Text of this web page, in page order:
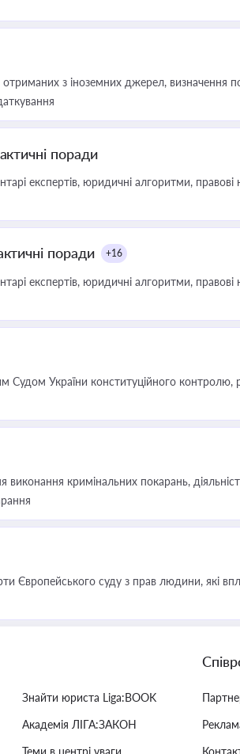
отриманих з іноземних джерел, визначення
поради
експертів, юридичні алгоритми, правові
поради +16
експертів, юридичні алгоритми, правові
Судом України конституційного контролю,
кримінальних покарань,
Європейського суду з прав людини, які
Знайти юриста Liga:BOOK
Академія ЛІГА:ЗАКОН
Теми в центрі уваги